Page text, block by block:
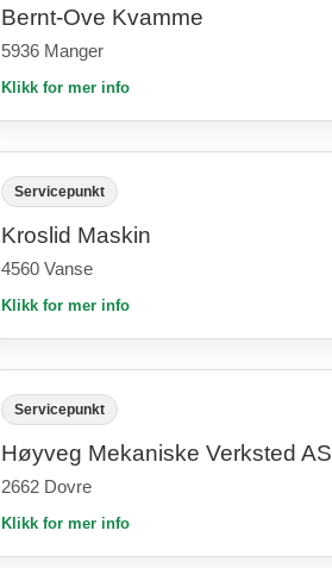
Bernt-Ove Kvamme
5936 Manger
Klikk for mer info
Servicepunkt
Kroslid Maskin
4560 Vanse
Klikk for mer info
Servicepunkt
Høyveg Mekaniske Verksted AS
2662 Dovre
Klikk for mer info